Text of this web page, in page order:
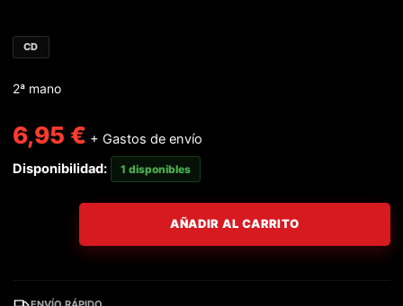
CD
2ª mano
6,95 € + Gastos de envío
Disponibilidad:
1 disponibles
AÑADIR AL CARRITO